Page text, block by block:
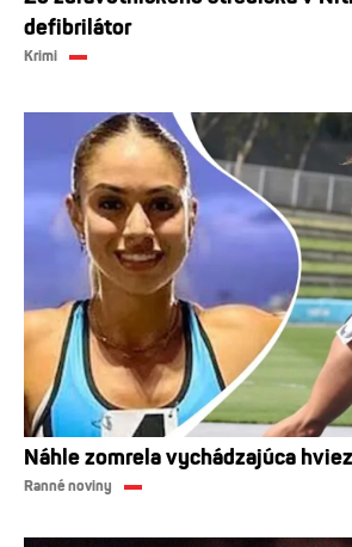
defibrilátor
Krimi
Náhle zomrela vychádzajúca
Ranné noviny